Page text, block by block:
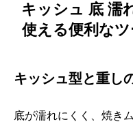
キッシュ 底 濡
使える便利な
キッシュ型と重し
底が濡れにくく、焼き